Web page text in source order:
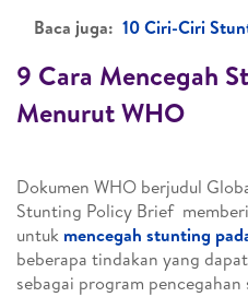
Baca juga: 10 Ciri-Ciri
9 Cara Mencegah
Menurut WHO
Dokumen WHO berjudul
Stunting Policy Brief
untuk mencegah stunting
beberapa tindakan yang
sebagai program